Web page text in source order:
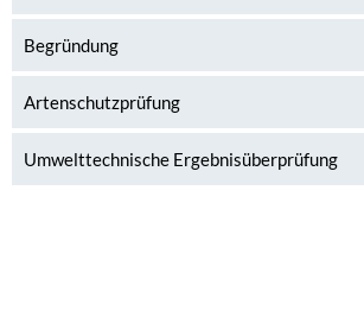
Begründung
Artenschutzprüfung
Umwelttechnische Ergebnisüberprüfung